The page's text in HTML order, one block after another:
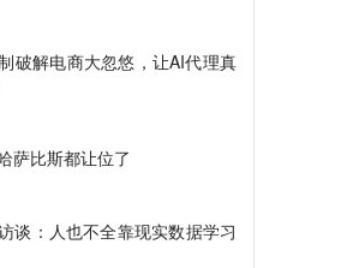
破解电商大忽悠，让AI代理真
萨比斯都让位了
谈：人也不全靠现实数据学习